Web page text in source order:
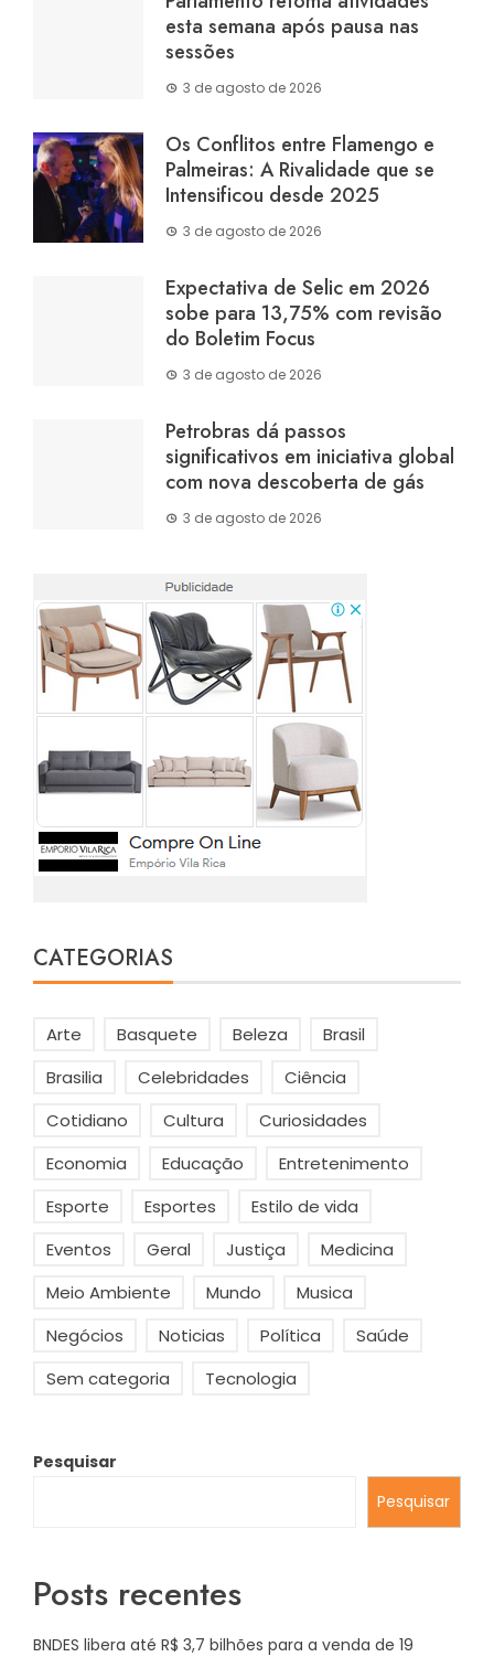
esta semana após pausa nas
sessões
3 de agosto de 2026
Os Conflitos entre Flamengo e
Palmeiras: A Rivalidade que se
Intensificou desde 2025
3 de agosto de 2026
Expectativa de Selic em 2026
sobe para 13,75% com revisão
do Boletim Focus
3 de agosto de 2026
Petrobras dá passos
significativos em iniciativa global
com nova descoberta de gás
3 de agosto de 2026
CATEGORIAS
Arte Basquete Beleza
Brasil
Brasilia
Celebridades
Ciência
Cotidiano
Cultura
Curiosidades
Economia
Educação
Entretenimento
Esporte
Esportes
Estilo de vida
Eventos
Geral Justiça
Medicina
Meio Ambiente
Mundo
Musica
Negócios
Noticias Política
Saúde
Sem categoria
Tecnologia
Pesquisar
Pesquisar
Posts recentes
BNDES libera até R$ 3,7 bilhões para a venda de 19